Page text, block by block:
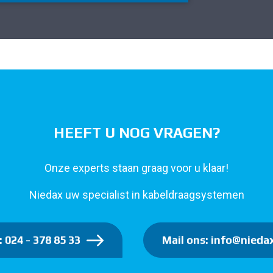
HEEFT U NOG VRAGEN?
Onze experts staan graag voor u klaar!
Niedax uw specialist in kabeldraagsystemen
024 - 378 85 33 Mail ons: